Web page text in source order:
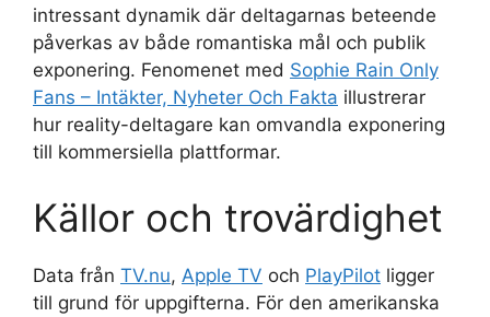
intressant dynamik där deltagarnas beteende
påverkas av både romantiska mål och publik
exponering. Fenomenet med Sophie Rain Only
Fans – Intäkter, Nyheter Och Fakta illustrerar
hur reality-deltagare kan omvandla exponering
till kommersiella plattformar.
Källor och trovärdighet
Data från TV.nu, Apple TV och PlayPilot ligger
till grund för uppgifterna. För den amerikanska